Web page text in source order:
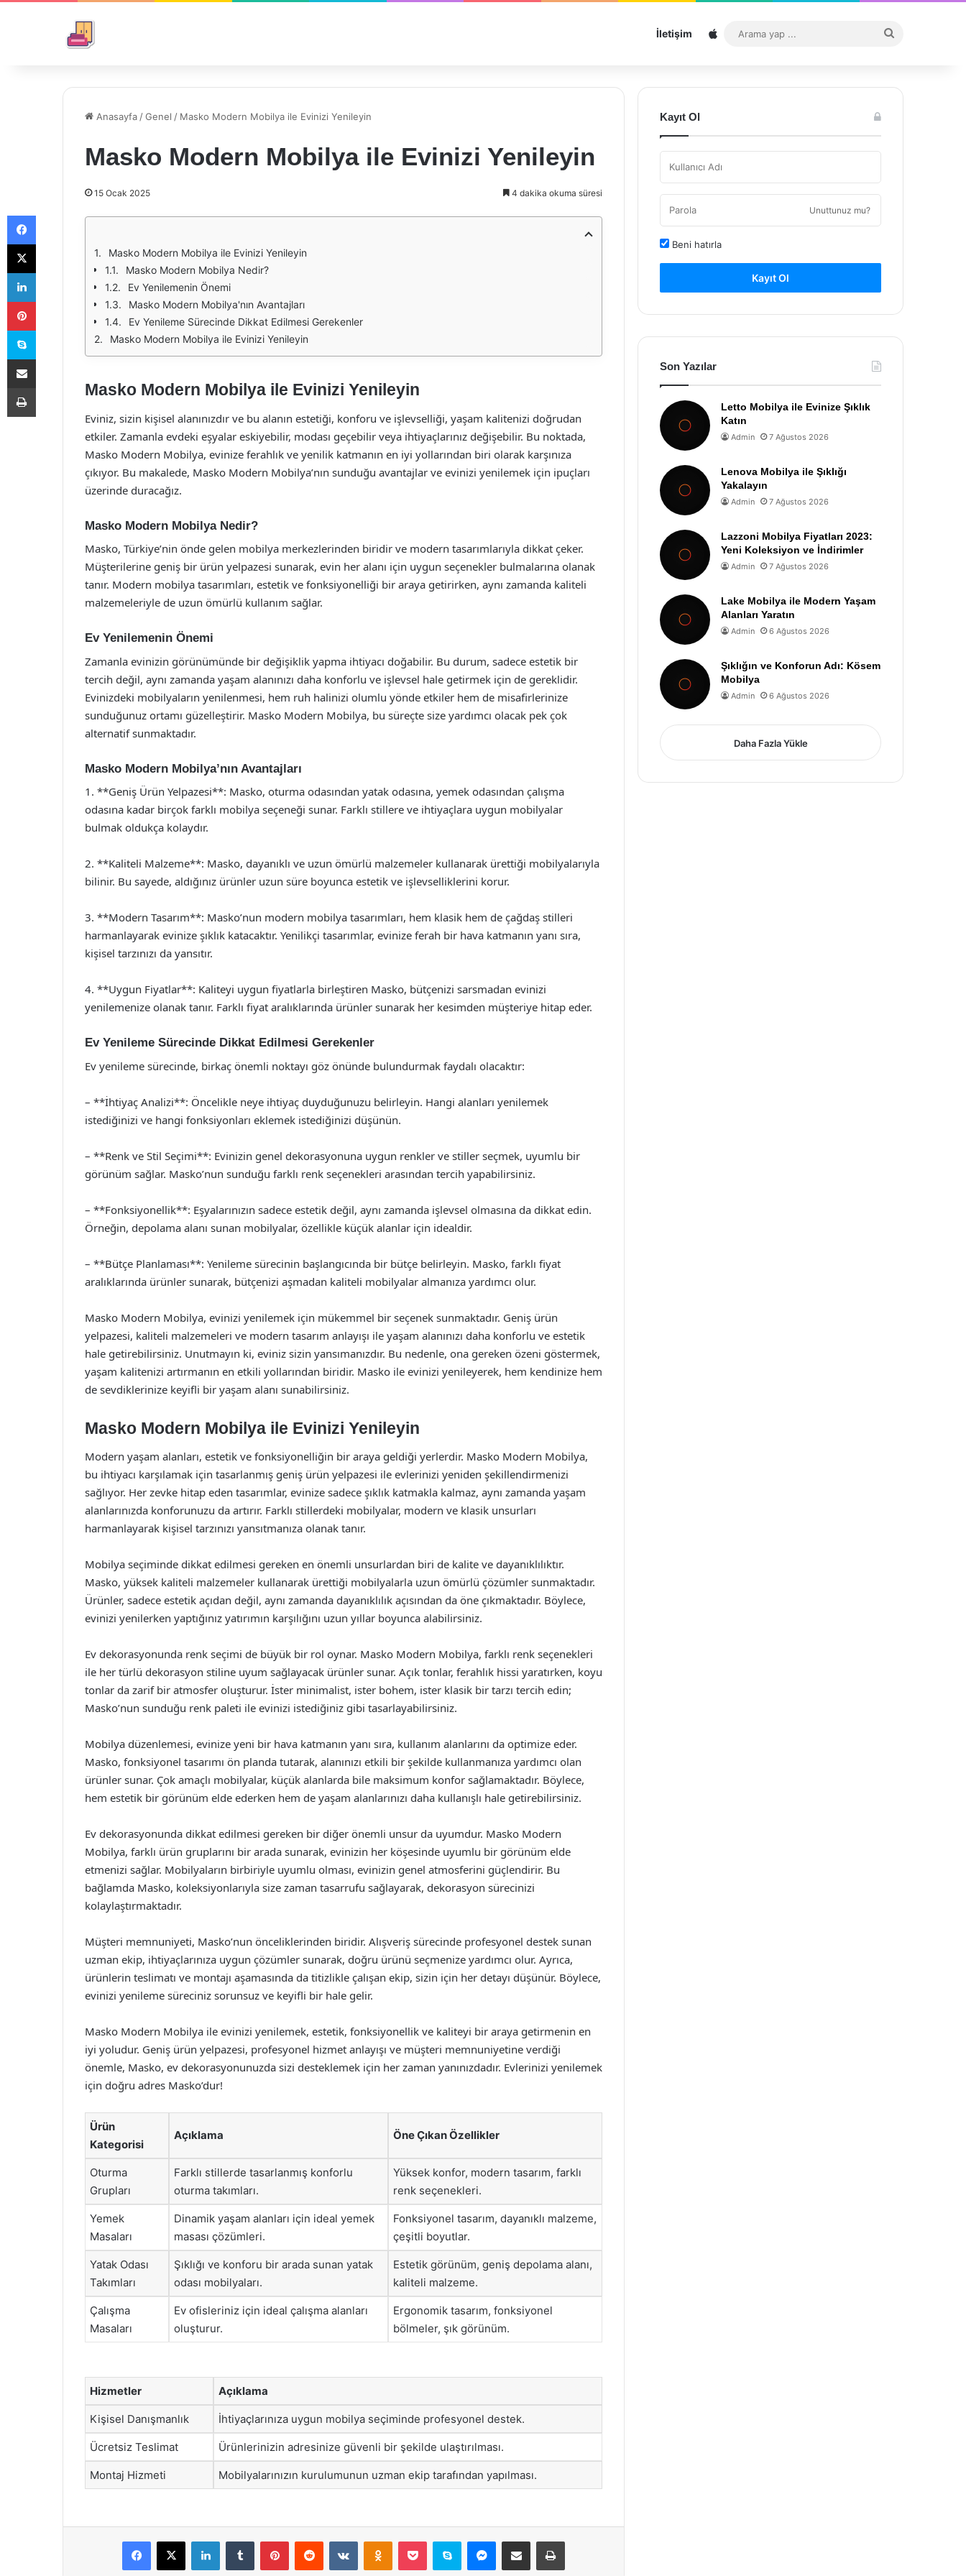
İletişim Sitemap
...
Anasayfa /Genel / Masko Modern Mobilya ile Evinizi Yenileyin
Masko Modern Mobilya ile Evinizi Yenileyin
15 Ocak 2025 4 dakika okuma süresi
Masko Modern Mobilya ile Evinizi Yenileyin
Masko Modern Mobilya Nedir?
Ev Yenilemenin Önemi
Masko Modern Mobilya'nın Avantajları
Ev Yenileme Sürecinde Dikkat Edilmesi Gerekenler
Masko Modern Mobilya ile Evinizi Yenileyin
Masko Modern Mobilya ile Evinizi Yenileyin
Eviniz, sizin kişisel alanınızdır ve bu alanın estetiği, konforu ve işlevselliği, yaşam kalitenizi doğrudan
etkiler. Zamanla evdeki eşyalar eskiyebilir, modası geçebilir veya ihtiyaçlarınız değişebilir. Bu noktada,
Masko Modern Mobilya, evinize ferahlık ve yenilik katmanın en iyi yollarından biri olarak karşınıza
çıkıyor. Bu makalede, Masko Modern Mobilya’nın sunduğu avantajlar ve evinizi yenilemek için ipuçları
üzerinde duracağız.
Masko Modern Mobilya Nedir?
Masko, Türkiye’nin önde gelen mobilya merkezlerinden biridir ve modern tasarımlarıyla dikkat çeker.
Müşterilerine geniş bir ürün yelpazesi sunarak, evin her alanı için uygun seçenekler bulmalarına olanak
tanır. Modern mobilya tasarımları, estetik ve fonksiyonelliği bir araya getirirken, aynı zamanda kaliteli
malzemeleriyle de uzun ömürlü kullanım sağlar.
Ev Yenilemenin Önemi
Zamanla evinizin görünümünde bir değişiklik yapma ihtiyacı doğabilir. Bu durum, sadece estetik bir
tercih değil, aynı zamanda yaşam alanınızı daha konforlu ve işlevsel hale getirmek için de gereklidir.
Evinizdeki mobilyaların yenilenmesi, hem ruh halinizi olumlu yönde etkiler hem de misafirlerinize
sunduğunuz ortamı güzelleştirir. Masko Modern Mobilya, bu süreçte size yardımcı olacak pek çok
alternatif sunmaktadır.
Masko Modern Mobilya’nın Avantajları
1. **Geniş Ürün Yelpazesi**: Masko, oturma odasından yatak odasına, yemek odasından çalışma
odasına kadar birçok farklı mobilya seçeneği sunar. Farklı stillere ve ihtiyaçlara uygun mobilyalar
bulmak oldukça kolaydır.
2. **Kaliteli Malzeme**: Masko, dayanıklı ve uzun ömürlü malzemeler kullanarak ürettiği mobilyalarıyla
bilinir. Bu sayede, aldığınız ürünler uzun süre boyunca estetik ve işlevselliklerini korur.
3. **Modern Tasarım**: Masko’nun modern mobilya tasarımları, hem klasik hem de çağdaş stilleri
harmanlayarak evinize şıklık katacaktır. Yenilikçi tasarımlar, evinize ferah bir hava katmanın yanı sıra,
kişisel tarzınızı da yansıtır.
4. **Uygun Fiyatlar**: Kaliteyi uygun fiyatlarla birleştiren Masko, bütçenizi sarsmadan evinizi
yenilemenize olanak tanır. Farklı fiyat aralıklarında ürünler sunarak her kesimden müşteriye hitap eder.
Ev Yenileme Sürecinde Dikkat Edilmesi Gerekenler
Ev yenileme sürecinde, birkaç önemli noktayı göz önünde bulundurmak faydalı olacaktır:
– **İhtiyaç Analizi**: Öncelikle neye ihtiyaç duyduğunuzu belirleyin. Hangi alanları yenilemek
istediğinizi ve hangi fonksiyonları eklemek istediğinizi düşünün.
– **Renk ve Stil Seçimi**: Evinizin genel dekorasyonuna uygun renkler ve stiller seçmek, uyumlu bir
görünüm sağlar. Masko’nun sunduğu farklı renk seçenekleri arasından tercih yapabilirsiniz.
– **Fonksiyonellik**: Eşyalarınızın sadece estetik değil, aynı zamanda işlevsel olmasına da dikkat edin.
Örneğin, depolama alanı sunan mobilyalar, özellikle küçük alanlar için idealdir.
– **Bütçe Planlaması**: Yenileme sürecinin başlangıcında bir bütçe belirleyin. Masko, farklı fiyat
aralıklarında ürünler sunarak, bütçenizi aşmadan kaliteli mobilyalar almanıza yardımcı olur.
Masko Modern Mobilya, evinizi yenilemek için mükemmel bir seçenek sunmaktadır. Geniş ürün
yelpazesi, kaliteli malzemeleri ve modern tasarım anlayışı ile yaşam alanınızı daha konforlu ve estetik
hale getirebilirsiniz. Unutmayın ki, eviniz sizin yansımanızdır. Bu nedenle, ona gereken özeni göstermek,
yaşam kalitenizi artırmanın en etkili yollarından biridir. Masko ile evinizi yenileyerek, hem kendinize hem
de sevdiklerinize keyifli bir yaşam alanı sunabilirsiniz.
Masko Modern Mobilya ile Evinizi Yenileyin
Modern yaşam alanları, estetik ve fonksiyonelliğin bir araya geldiği yerlerdir. Masko Modern Mobilya,
bu ihtiyacı karşılamak için tasarlanmış geniş ürün yelpazesi ile evlerinizi yeniden şekillendirmenizi
sağlıyor. Her zevke hitap eden tasarımlar, evinize sadece şıklık katmakla kalmaz, aynı zamanda yaşam
alanlarınızda konforunuzu da artırır. Farklı stillerdeki mobilyalar, modern ve klasik unsurları
harmanlayarak kişisel tarzınızı yansıtmanıza olanak tanır.
Mobilya seçiminde dikkat edilmesi gereken en önemli unsurlardan biri de kalite ve dayanıklılıktır.
Masko, yüksek kaliteli malzemeler kullanarak ürettiği mobilyalarla uzun ömürlü çözümler sunmaktadır.
Ürünler, sadece estetik açıdan değil, aynı zamanda dayanıklılık açısından da öne çıkmaktadır. Böylece,
evinizi yenilerken yaptığınız yatırımın karşılığını uzun yıllar boyunca alabilirsiniz.
Ev dekorasyonunda renk seçimi de büyük bir rol oynar. Masko Modern Mobilya, farklı renk seçenekleri
ile her türlü dekorasyon stiline uyum sağlayacak ürünler sunar. Açık tonlar, ferahlık hissi yaratırken, koyu
tonlar da zarif bir atmosfer oluşturur. İster minimalist, ister bohem, ister klasik bir tarzı tercih edin;
Masko’nun sunduğu renk paleti ile evinizi istediğiniz gibi tasarlayabilirsiniz.
Mobilya düzenlemesi, evinize yeni bir hava katmanın yanı sıra, kullanım alanlarını da optimize eder.
Masko, fonksiyonel tasarımı ön planda tutarak, alanınızı etkili bir şekilde kullanmanıza yardımcı olan
ürünler sunar. Çok amaçlı mobilyalar, küçük alanlarda bile maksimum konfor sağlamaktadır. Böylece,
hem estetik bir görünüm elde ederken hem de yaşam alanlarınızı daha kullanışlı hale getirebilirsiniz.
Ev dekorasyonunda dikkat edilmesi gereken bir diğer önemli unsur da uyumdur. Masko Modern
Mobilya, farklı ürün gruplarını bir arada sunarak, evinizin her köşesinde uyumlu bir görünüm elde
etmenizi sağlar. Mobilyaların birbiriyle uyumlu olması, evinizin genel atmosferini güçlendirir. Bu
bağlamda Masko, koleksiyonlarıyla size zaman tasarrufu sağlayarak, dekorasyon sürecinizi
kolaylaştırmaktadır.
Müşteri memnuniyeti, Masko’nun önceliklerinden biridir. Alışveriş sürecinde profesyonel destek sunan
uzman ekip, ihtiyaçlarınıza uygun çözümler sunarak, doğru ürünü seçmenize yardımcı olur. Ayrıca,
ürünlerin teslimatı ve montajı aşamasında da titizlikle çalışan ekip, sizin için her detayı düşünür. Böylece,
evinizi yenileme süreciniz sorunsuz ve keyifli bir hale gelir.
Masko Modern Mobilya ile evinizi yenilemek, estetik, fonksiyonellik ve kaliteyi bir araya getirmenin en
iyi yoludur. Geniş ürün yelpazesi, profesyonel hizmet anlayışı ve müşteri memnuniyetine verdiği
önemle, Masko, ev dekorasyonunuzda sizi desteklemek için her zaman yanınızdadır. Evlerinizi yenilemek
için doğru adres Masko’dur!
Ürün
Kategorisi
Açıklama Öne Çıkan Özellikler
Oturma
Grupları
Farklı stillerde tasarlanmış konforlu
oturma takımları.
Yüksek konfor, modern tasarım, farklı
renk seçenekleri.
Yemek
Masaları
Dinamik yaşam alanları için ideal yemek
masası çözümleri.
Fonksiyonel tasarım, dayanıklı malzeme,
çeşitli boyutlar.
Yatak Odası
Takımları
Şıklığı ve konforu bir arada sunan yatak
odası mobilyaları.
Estetik görünüm, geniş depolama alanı,
kaliteli malzeme.
Çalışma
Masaları
Ev ofisleriniz için ideal çalışma alanları
oluşturur.
Ergonomik tasarım, fonksiyonel
bölmeler, şık görünüm.
Hizmetler Açıklama
Kişisel Danışmanlık İhtiyaçlarınıza uygun mobilya seçiminde profesyonel destek.
Ücretsiz Teslimat Ürünlerinizin adresinize güvenli bir şekilde ulaştırılması.
Montaj Hizmeti Mobilyalarınızın kurulumunun uzman ekip tarafından yapılması.
Facebook
X LinkedInTumblr PinterestReddit VKontakteOdnoklassniki
Pocket Skype Messenger
E-Posta ile paylaş Yazdır
Kayıt Ol
Unuttunuz mu?
Beni hatırla
Kayıt Ol
Son Yazılar
Letto Mobilya ile Evinize Şıklık
Katın
Admin 7 Ağustos 2026
Lenova Mobilya ile Şıklığı
Yakalayın
Admin 7 Ağustos 2026
Lazzoni Mobilya Fiyatları 2023:
Yeni Koleksiyon ve İndirimler
Admin 7 Ağustos 2026
Lake Mobilya ile Modern Yaşam
Alanları Yaratın
Admin 6 Ağustos 2026
Şıklığın ve Konforun Adı: Kösem
Mobilya
Admin 6 Ağustos 2026
Daha Fazla Yükle
Facebook
X
LinkedIn
Pinterest
Skype
E-Posta ile paylaş